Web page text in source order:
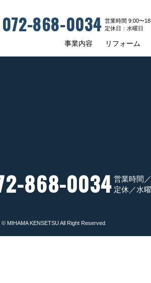
072-868-0034 営業時間 9:00〜
定休⽇：⽔曜⽇
事業内容 リフォーム
868-0034 営業時間
定休／水
MIHAMA KENSETSU All Right Reserved.